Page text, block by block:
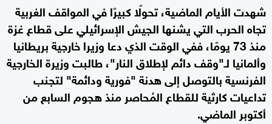
شهدت الأيام الماضية، تحولًا كبيرًا في المواقف الغربية
تجاه الحرب التي يشنها الجيش الإسرائيلي على قطاع غزة
منذ 73 يومًا، ففي الوقت الذي دعا وزيرا خارجية بريطانيا
وألمانيا لـ"وقف دائم لإطلاق النار"، طالبت وزيرة الخارجية
الفرنسية بالتوصل إلى هدنة "فورية ودائمة" لتجنب
تداعيات كارثية للقطاع المُحاصر منذ هجوم السابع من
أكتوبر الماضي.